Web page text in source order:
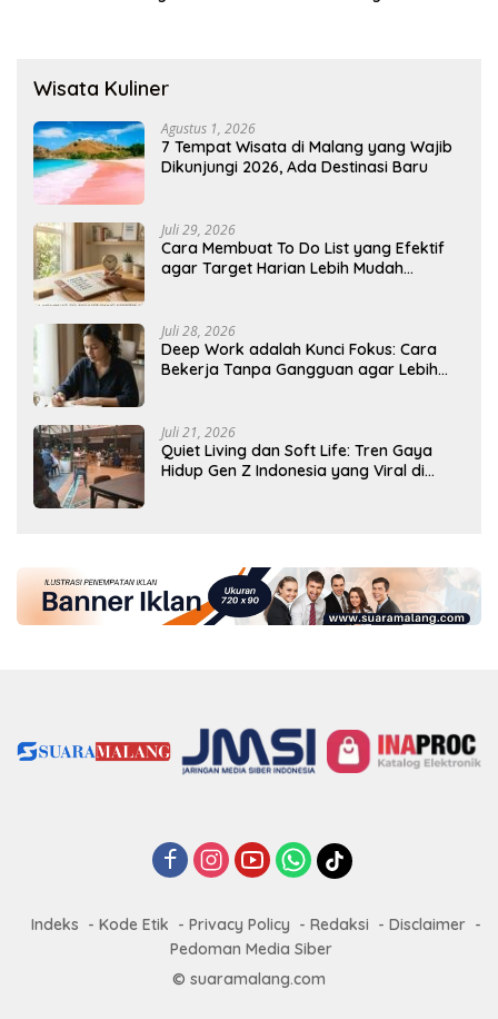
Wisata Kuliner
Agustus 1, 2026
7 Tempat Wisata di Malang yang Wajib
Dikunjungi 2026, Ada Destinasi Baru
Juli 29, 2026
Cara Membuat To Do List yang Efektif
agar Target Harian Lebih Mudah
Juli 28, 2026
Deep Work adalah Kunci Fokus: Cara
Bekerja Tanpa Gangguan agar Lebih
Juli 21, 2026
Quiet Living dan Soft Life: Tren Gaya
Hidup Gen Z Indonesia yang Viral di
Indeks Kode Etik Privacy Policy Redaksi
Disclaimer
Pedoman Media Siber
© suaramalang.com